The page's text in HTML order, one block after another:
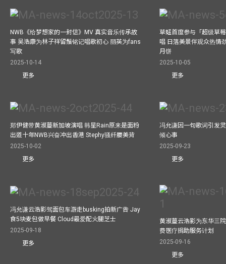
NWB《给梦想家的一封信》MV 真实音乐传承故
事 吴浩康为林子祥留鬚铭记唱歌初心 丽英为fans
写歌
2025-10-14
更多
草蜢首度参与「超级草
唱 日落美景伴观众热情
月饼
2025-10-05
更多
郑伊健带黄淑蔓新加坡演唱 韩星Rain原来是面粉
出道十年NWB兴奋冲出香港 Stephy骚纤腰美背
2025-10-02
更多
冯允谦因一句歌词引发
倾心事
2025-09-23
更多
冯允谦云浩影驾面包车游走busking拍新广告 Jay
食5块麦包做早餐 Cloud最爱配火腿芝士
2025-09-18
更多
黄淑蔓云浩影为东华三
费医疗捐助服务计划
2025-09-16
更多